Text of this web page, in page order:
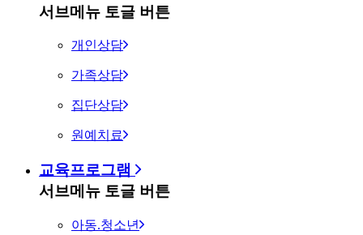
서브메뉴 토글 버튼
개인상담
가족상담
집단상담
원예치료
교육프로그램
서브메뉴 토글 버튼
아동.청소년